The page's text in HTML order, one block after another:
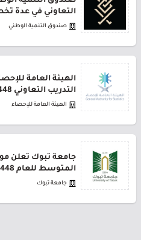
التعاوني في عدة
صندوق التنمية الوطني
الهيئة العامة
التدريب التعاوني 1448هـ
الهيئة العامة للإحصاء
جامعة تبوك تعلن
المتوسط للعام 1448هـ
جامعة تبوك